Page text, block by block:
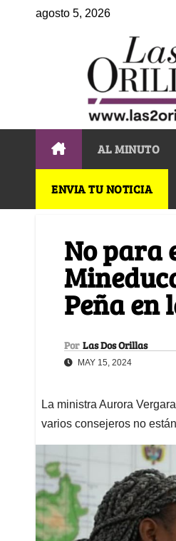
agosto 5, 2026
AL MINUTO
ENVIA TU NOTICIA
No para
Peña en
Por Las Dos Orillas
MAY 15, 2024
La ministra Aurora
varios consejeros no